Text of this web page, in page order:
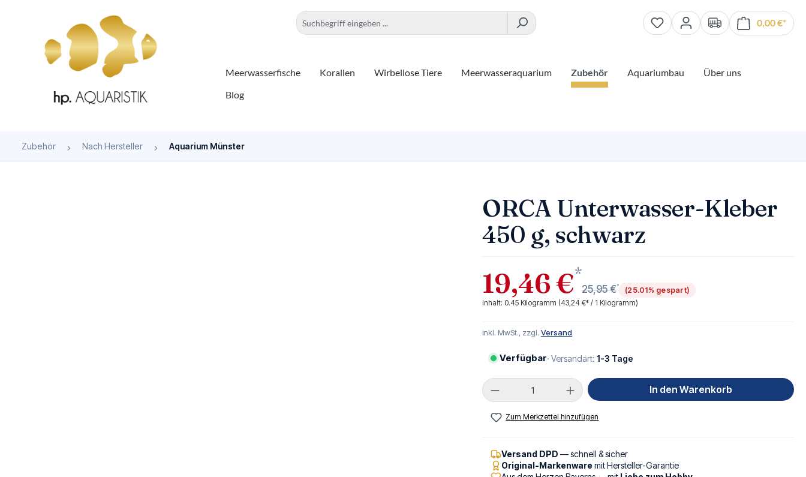
Zur Hauptnavigation springen
0,00 €*
Meerwasserfische Korallen Wirbellose Tiere Meerwasseraquarium Zubehör Aquariumbau
Über uns
Blog
Zubehör Nach Hersteller Aquarium Münster
ORCA Unterwasser-Kleber
450 g, schwarz
19,46 €*
25,95 €*
(25.01% gespart)
Inhalt: 0.45 Kilogramm (43,24 €* / 1 Kilogramm)
inkl. MwSt., zzgl. Versand
Verfügbar· Versandart: 1-3 Tage
Produkt Anzahl: Gib den gewünschten Wert ein
In den Warenkorb
Zum Merkzettel hinzufügen
Versand DPD — schnell & sicher
Original-Markenwaremit Hersteller-Garantie